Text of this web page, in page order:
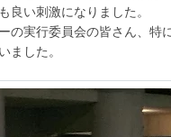
良い刺激になりました。
の実行委員会の皆さん、
ました。